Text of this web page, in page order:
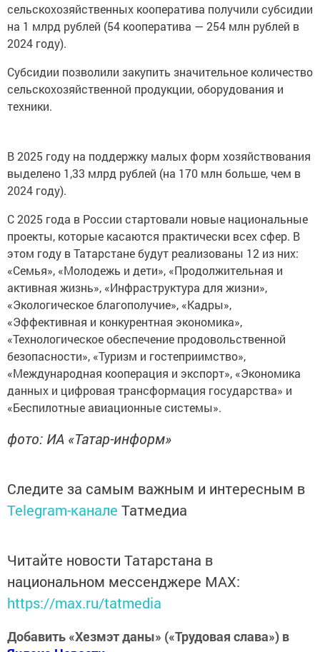
сельскохозяйственных кооператива получили субсидии
на 1 млрд рублей (54 кооператива — 254 млн рублей в
2024 году).
Субсидии позволили закупить значительное количество
сельскохозяйственной продукции, оборудования и
техники.
В 2025 году на поддержку малых форм хозяйствования
выделено 1,33 млрд рублей (на 170 млн больше, чем в
2024 году).
С 2025 года в России стартовали новые национальные
проекты, которые касаются практически всех сфер. В
этом году в Татарстане будут реализованы 12 из них:
«Семья», «Молодежь и дети», «Продолжительная и
активная жизнь», «Инфраструктура для жизни»,
«Экологическое благополучие», «Кадры»,
«Эффективная и конкурентная экономика»,
«Технологическое обеспечение продовольственной
безопасности», «Туризм и гостеприимство»,
«Международная кооперация и экспорт», «Экономика
данных и цифровая трансформация государства» и
«Беспилотные авиационные системы».
фото: ИА «Татар-информ»
Следите за самым важным и интересным в
Telegram-канале Татмедиа
Читайте новости Татарстана в
национальном мессенджере MАХ:
https://max.ru/tatmedia
Добавить «Хезмэт даны» («Трудовая слава») в